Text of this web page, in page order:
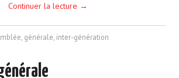
Continuer la lecture →
, générale, inter-génération